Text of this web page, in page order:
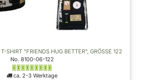
SHIRT "FRIENDS HUG BETTER", GRÖSSE 122
No. 8100-06-122
ca. 2-3 Werktage